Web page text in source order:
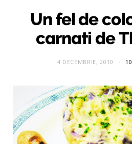
Un fel de
carnati de
4 DECEMBRIE, 2010